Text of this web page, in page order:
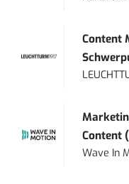
Content
Content
Wave In